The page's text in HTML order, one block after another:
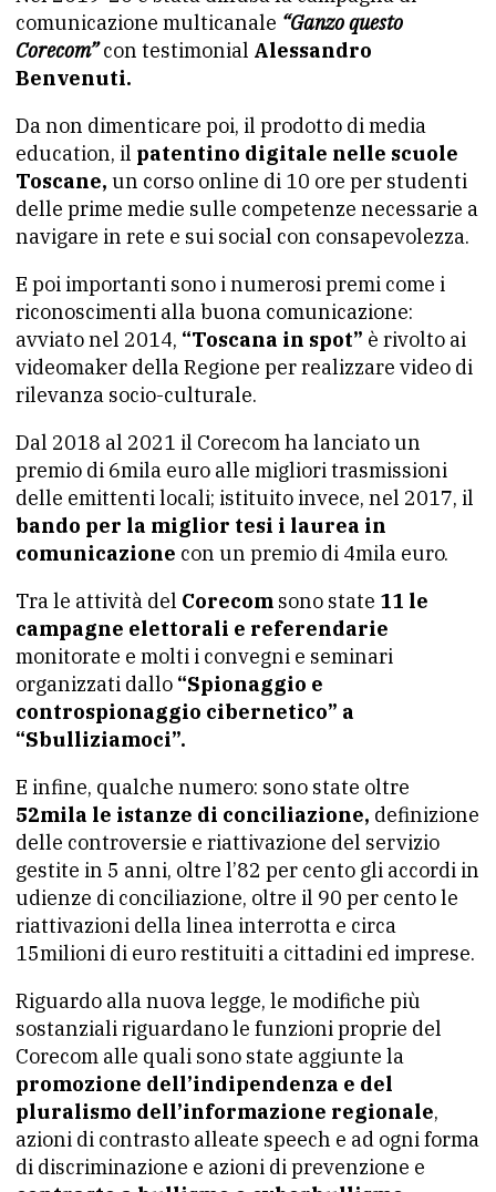
comunicazione multicanale “Ganzo questo
Corecom” con testimonial Alessandro
Benvenuti.
Da non dimenticare poi, il prodotto di media
education, il patentino digitale nelle scuole
Toscane, un corso online di 10 ore per studenti
delle prime medie sulle competenze necessarie a
navigare in rete e sui social con consapevolezza.
E poi importanti sono i numerosi premi come i
riconoscimenti alla buona comunicazione:
avviato nel 2014, “Toscana in spot” è rivolto ai
videomaker della Regione per realizzare video di
rilevanza socio-culturale.
Dal 2018 al 2021 il Corecom ha lanciato un
premio di 6mila euro alle migliori trasmissioni
delle emittenti locali; istituito invece, nel 2017, il
bando per la miglior tesi i laurea in
comunicazione con un premio di 4mila euro.
Tra le attività del Corecom sono state 11 le
campagne elettorali e referendarie
monitorate e molti i convegni e seminari
organizzati dallo “Spionaggio e
controspionaggio cibernetico” a
“Sbulliziamoci”.
E infine, qualche numero: sono state oltre
52mila le istanze di conciliazione, definizione
delle controversie e riattivazione del servizio
gestite in 5 anni, oltre l’82 per cento gli accordi in
udienze di conciliazione, oltre il 90 per cento le
riattivazioni della linea interrotta e circa
15milioni di euro restituiti a cittadini ed imprese.
Riguardo alla nuova legge, le modifiche più
sostanziali riguardano le funzioni proprie del
Corecom alle quali sono state aggiunte la
promozione dell’indipendenza e del
pluralismo dell’informazione regionale,
azioni di contrasto alleate speech e ad ogni forma
di discriminazione e azioni di prevenzione e